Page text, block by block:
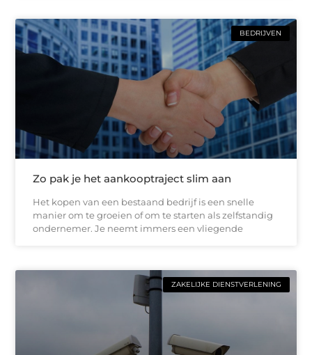
BEDRIJVEN
Zo pak je het aankooptraject slim aan
Het kopen van een bestaand bedrijf is een snelle
manier om te groeien of om te starten als zelfstandig
ondernemer. Je neemt immers een vliegende
ZAKELIJKE DIENSTVERLENING